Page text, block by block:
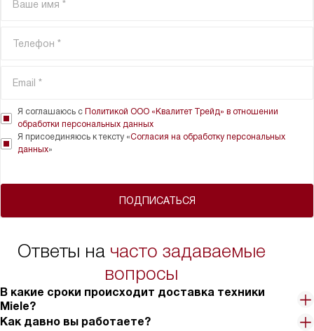
ПОДПИСАТЬСЯ
Я соглашаюсь с Политикой ООО «Квалитет Трейд» в отношении
обработки персональных данных
Я присоединяюсь к тексту «Согласия на обработку персональных
данных»
Ответы на часто задаваемые
вопросы
В какие сроки происходит доставка техники
Miele?
Как давно вы работаете?